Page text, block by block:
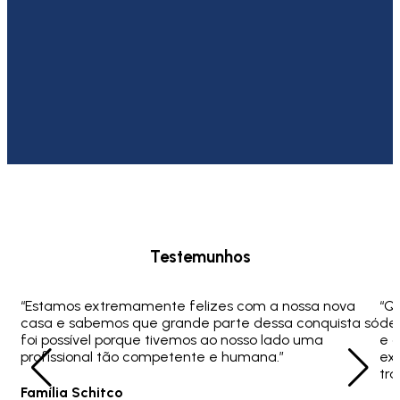
Testemunhos
“Estamos extremamente felizes com a nossa nova
casa e sabemos que grande parte dessa conquista só
foi possível porque tivemos ao nosso lado uma
profissional tão competente e humana.”
Família Schitco
e